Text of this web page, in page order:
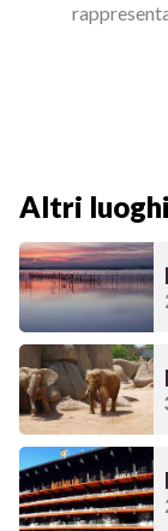
Altri